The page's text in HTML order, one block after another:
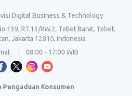
Digital Business & Technology
RT.13/RW.2, Tebet Barat, Tebet,
Jakarta 12810, Indonesia
08:00 - 17:00 WIB
Pengaduan Konsumen